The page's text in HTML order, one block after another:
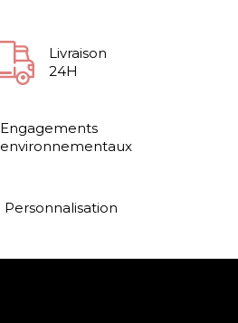
Livraison
24H
Engagements
environnementaux
Personnalisation